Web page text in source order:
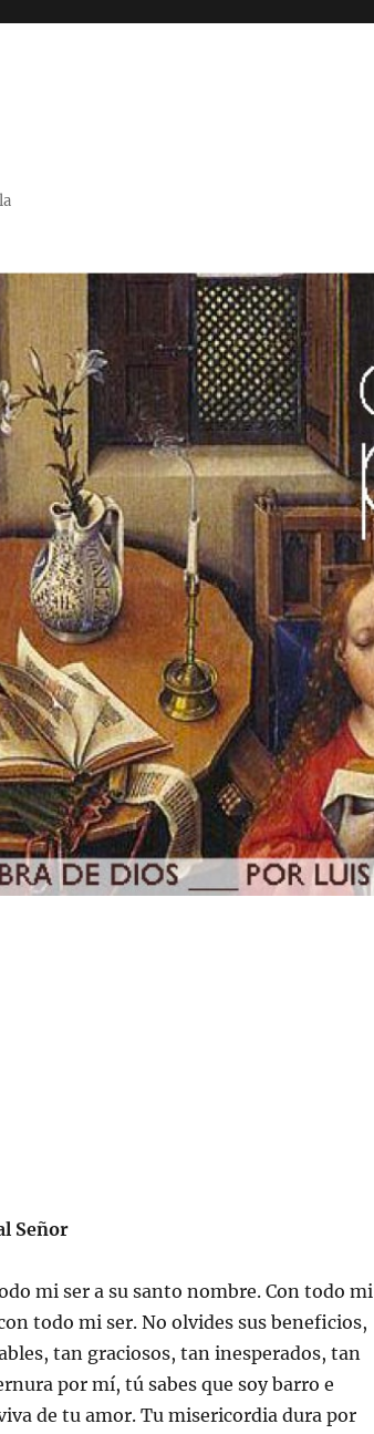
Señor
mi ser a su santo nombre. Con todo mi
todo mi ser. No olvides sus beneficios,
tan graciosos, tan inesperados, tan
por mí, tú sabes que soy barro e
de tu amor. Tu misericordia dura por